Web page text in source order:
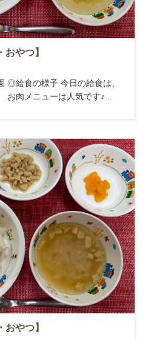
おやつ】
◎給食の様子 今日の給食は、
お肉メニューは人気です♪...
おやつ】